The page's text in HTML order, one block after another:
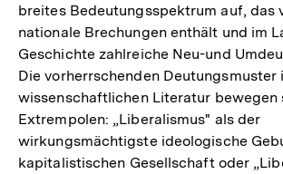
breites Bedeutungsspektrum auf, das
nationale Brechungen enthält und im
Geschichte zahlreiche Neu-und
Die vorherrschenden Deutungsmuster
wissenschaftlichen Literatur bewegen
Extrempolen: „Liberalismus" als der
wirkungsmächtigste ideologische
kapitalistischen Gesellschaft oder